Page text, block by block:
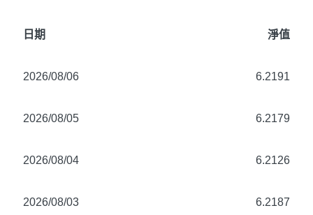
日期 淨值
2026/08/06 6.2191
2026/08/05 6.2179
2026/08/04 6.2126
2026/08/03 6.2187